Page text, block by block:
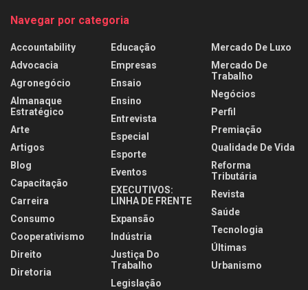
Navegar por categoria
Accountability
Advocacia
Agronegócio
Almanaque
Estratégico
Arte
Artigos
Blog
Capacitação
Carreira
Consumo
Cooperativismo
Direito
Diretoria
Educação
Empresas
Ensaio
Ensino
Entrevista
Especial
Esporte
Eventos
EXECUTIVOS:
LINHA DE FRENTE
Expansão
Indústria
Justiça Do
Trabalho
Legislação
Mercado De Luxo
Mercado De
Trabalho
Negócios
Perfil
Premiação
Qualidade De Vida
Reforma
Tributária
Revista
Saúde
Tecnologia
Últimas
Urbanismo